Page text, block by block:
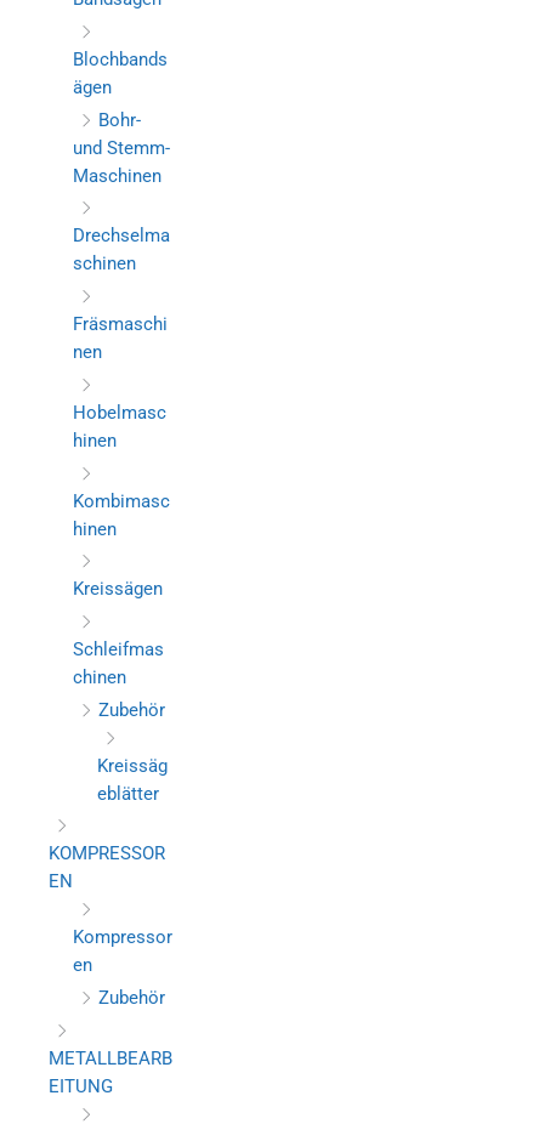
Blochbands
ägen
Bohr-
und Stemm-
Maschinen
Drechselma
schinen
Fräsmaschi
nen
Hobelmasc
hinen
Kombimasc
hinen
Kreissägen
Schleifmas
chinen
Zubehör
Kreissäg
eblätter
KOMPRESSOR
EN
Kompressor
en
Zubehör
METALLBEARB
EITUNG